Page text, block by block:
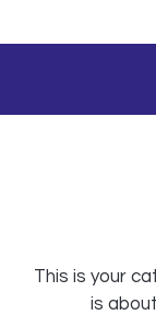
This is your
is